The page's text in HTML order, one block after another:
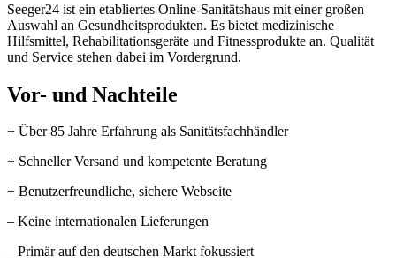
Seeger24 ist ein etabliertes Online-Sanitätshaus mit einer großen
Auswahl an Gesundheitsprodukten. Es bietet medizinische
Hilfsmittel, Rehabilitationsgeräte und Fitnessprodukte an. Qualität
und Service stehen dabei im Vordergrund.
Vor- und Nachteile
+ Über 85 Jahre Erfahrung als Sanitätsfachhändler
+ Schneller Versand und kompetente Beratung
+ Benutzerfreundliche, sichere Webseite
– Keine internationalen Lieferungen
– Primär auf den deutschen Markt fokussiert